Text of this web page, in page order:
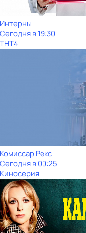
Интерны
Сегодня в 19:30
ТНТ4
Комиссар Рекс
Сегодня в 00:25
Киносерия